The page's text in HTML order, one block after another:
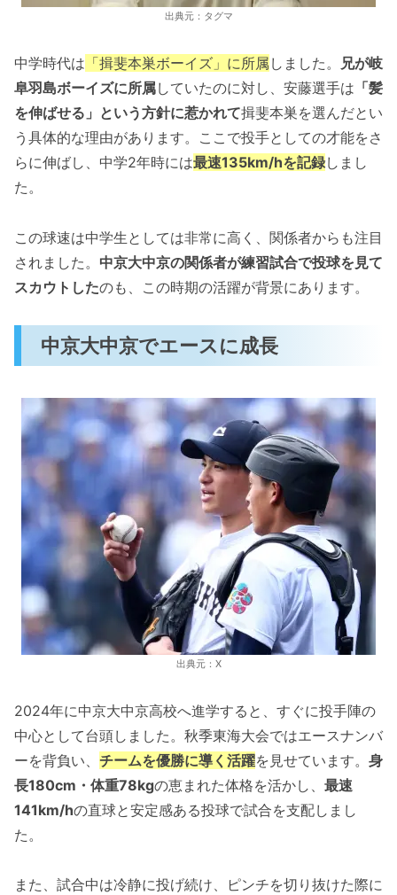
出典元：タグマ
中学時代は 「揖斐本巣ボーイズ」に所属 しました。 兄が岐
阜羽島ボーイズに所属していたのに対し、安藤選手は 「髪
を伸ばせる」という方針に惹かれて揖斐本巣を選んだとい
う具体的な理由があります。ここで投手としての才能をさ
らに伸ばし、中学2年時には最速135km/hを記録しまし
た。
この球速は中学生としては非常に高く、関係者からも注目
されました。 中京大中京の関係者が練習試合で投球を見て
スカウトしたのも、この時期の活躍が背景にあります。
中京大中京でエースに成長
出典元：X
2024年に中京大中京高校へ進学すると、すぐに投手陣の
中心として台頭しました。秋季東海大会ではエースナンバ
ーを背負い、 チームを優勝に導く活躍を見せています。 身
長180cm・体重78kgの恵まれた体格を活かし、 最速
141km/hの直球と安定感ある投球で試合を支配しまし
た。
また、試合中は冷静に投げ続け、ピンチを切り抜けた際に